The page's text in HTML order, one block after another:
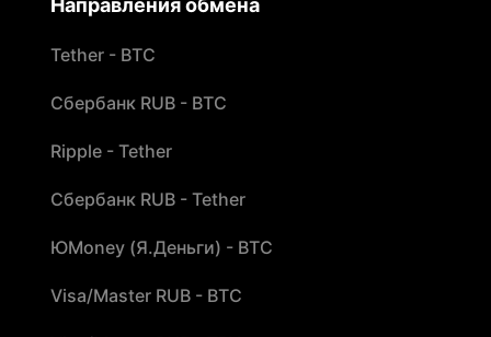
Направления обмена
Tether - BTC
Сбербанк RUB - BTC
Ripple - Tether
Сбербанк RUB - Tether
ЮMoney (Я.Деньги) - BTC
Visa/Master RUB - BTC